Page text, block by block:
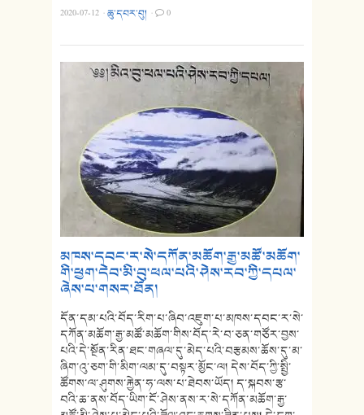
2020-07-12 ·ཆུ་དབར་བུ། · 0
མཁས་དབང་ར་སེ་དཀོན་མཆོག་རྒྱ་མཚོ་མཆོག་
གི་ཕྱག་དེབ་མི་བུ་ཕལ་པའི་ཤེས་རབ་ཀྱི་དཔལ་
ཞེས་པ་གསར་ཐོན།
དོན་དམ་པའི་བོད་རིག་པ་ཞིབ་འཇུག་པ་མཁས་དབང་ར་སེ་
དཀོན་མཆོག་རྒྱ་མཚོ་མཆོག་གིས་བོད་རེ་བ་ཅན་གཙོར་བྱས་
པའི་དེ་སྔོན་རིན་ཐང་གཞལ་དུ་མེད་པའི་བརྩམས་ཆོས་དུ་མ་
ཞིག་འུ་ཅག་གི་མིག་ལམ་དུ་བསྟར་མྱོང་ལ། དེས་བོད་ཀྱི་སྤྱི་
ཚོགས་ལ་ཤུགས་རྐྱེན་ཧ་ལས་པ་ཐེབས་ཡོད། ད་སྐབས་རྩ་
བའི་ཆ་ནས་བོད་ཡིག་ངོ་ཤེས་ནས་ར་སེ་དཀོན་མཆོག་རྒྱ་